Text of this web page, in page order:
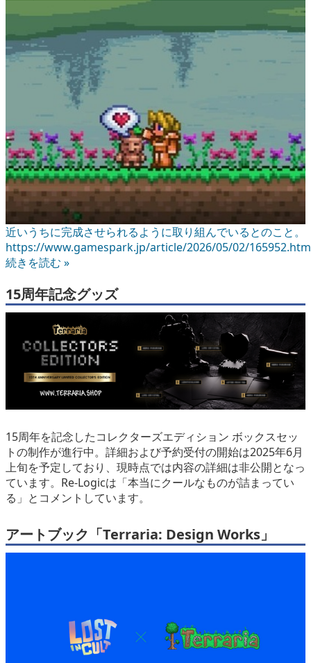
近いうちに完成させられるように取り組んでいるとのこと。
https://www.gamespark.jp/article/2026/05/02/
続きを読む »
15周年記念グッズ
15周年を記念したコレクターズエディション ボックスセッ
トの制作が進行中。詳細および予約受付の開始は2025年6月
上旬を予定しており、現時点では内容の詳細は非公開となっ
ています。Re-Logicは「本当にクールなものが詰まってい
る」とコメントしています。
アートブック「Terraria: Design Works」